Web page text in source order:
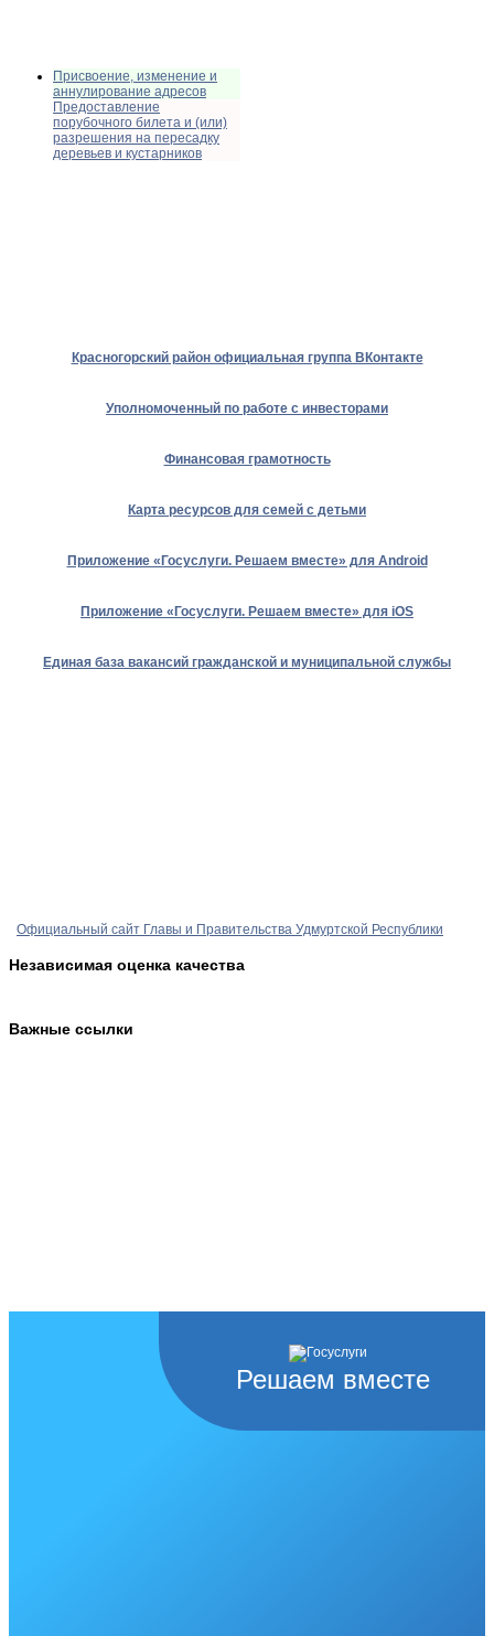
Присвоение, изменение и
аннулирование адресов
Предоставление
порубочного билета и (или)
разрешения на пересадку
деревьев и кустарников
Красногорский район официальная группа ВКонтакте
Уполномоченный по работе с инвесторами
Финансовая грамотность
Карта ресурсов для семей с детьми
Приложение «Госуслуги. Решаем вместе» для Android
Приложение «Госуслуги. Решаем вместе» для iOS
Единая база вакансий гражданской и муниципальной службы
Официальный сайт Главы и Правительства Удмуртской Республики
Независимая оценка качества
Важные ссылки
Решаем вместе